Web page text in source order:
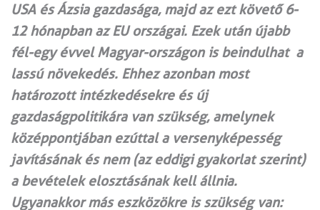
USA és Ázsia gazdasága, majd az ezt követő 6-
12 hónapban az EU országai. Ezek után újabb
fél-egy évvel Magyar-országon is beindulhat a
lassú növekedés. Ehhez azonban most
határozott intézkedésekre és új
gazdaságpolitikára van szükség, amelynek
középpontjában ezúttal a versenyképesség
javításának és nem (az eddigi gyakorlat szerint)
a bevételek elosztásának kell állnia.
Ugyanakkor más eszközökre is szükség van: